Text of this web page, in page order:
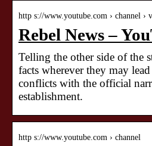
http s://www.youtube.com › channel ›
Rebel News –
Telling the other side of the
facts wherever they may
conflicts with the official
establishment.
http s://www.youtube.com › channel